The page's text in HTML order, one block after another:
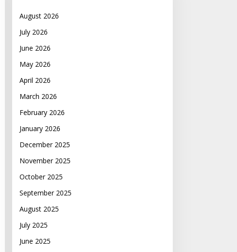
August 2026
July 2026
June 2026
May 2026
April 2026
March 2026
February 2026
January 2026
December 2025
November 2025
October 2025
September 2025
August 2025
July 2025
June 2025